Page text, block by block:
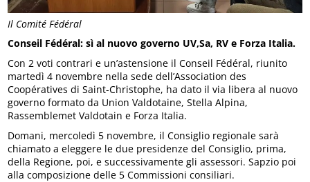
Il Comité Fédéral
Conseil Fédéral: sì al nuovo governo UV,Sa, RV e Forza Italia.
Con 2 voti contrari e un’astensione il Conseil Fédéral, riunito
martedì 4 novembre nella sede dell’Association des
Coopératives di Saint-Christophe, ha dato il via libera al nuovo
governo formato da Union Valdotaine, Stella Alpina,
Rassemblemet Valdotain e Forza Italia.
Domani, mercoledì 5 novembre, il Consiglio regionale sarà
chiamato a eleggere le due presidenze del Consiglio, prima,
della Regione, poi, e successivamente gli assessori. Sapzio poi
alla composizione delle 5 Commissioni consiliari.